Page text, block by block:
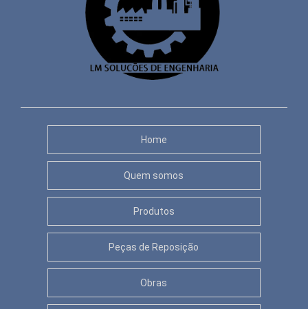
Home
Quem somos
Produtos
Peças de Reposição
Obras